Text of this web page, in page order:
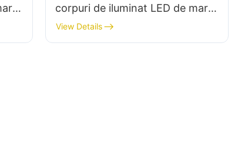
corpuri de iluminat LED de mare
putere pentru iluminatul interior
în săli de expoziții, săli de sport
View Details